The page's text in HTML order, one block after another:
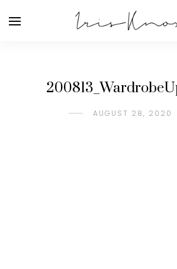
AUGUST 28, 2020